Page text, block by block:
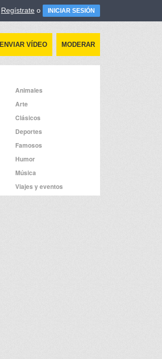
Regístrate o INICIAR SESIÓN
ENVIAR VÍDEO MODERAR
Animales
Arte
Clásicos
Deportes
Famosos
Humor
Música
Viajes y eventos